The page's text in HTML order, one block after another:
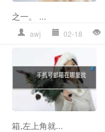
之一。 ...
awj 02-18
箱,左上角就...